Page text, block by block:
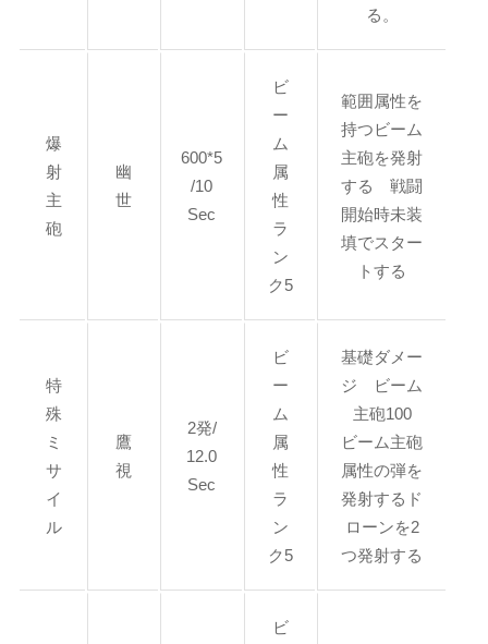
る。
爆
射
主
砲
幽
世
600*5
/10
Sec
ビ
ー
ム
属
性
ラ
ン
ク5
範囲属性を
持つビーム
主砲を発射
する 戦闘
開始時未装
填でスター
トする
特
殊
ミ
サ
イ
ル
鷹
視
2発/
12.0
Sec
ビ
ー
ム
属
性
ラ
ン
ク5
基礎ダメー
ジ ビーム
主砲100
ビーム主砲
属性の弾を
発射するド
ローンを2
つ発射する
ビ